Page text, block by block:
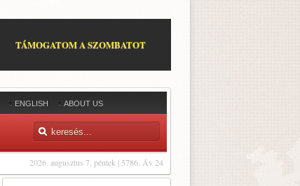
TÁMOGATOM A SZOMBATOT
ENGLISH ABOUT US
2026. augusztus 7, péntek | 5786. Áv 24